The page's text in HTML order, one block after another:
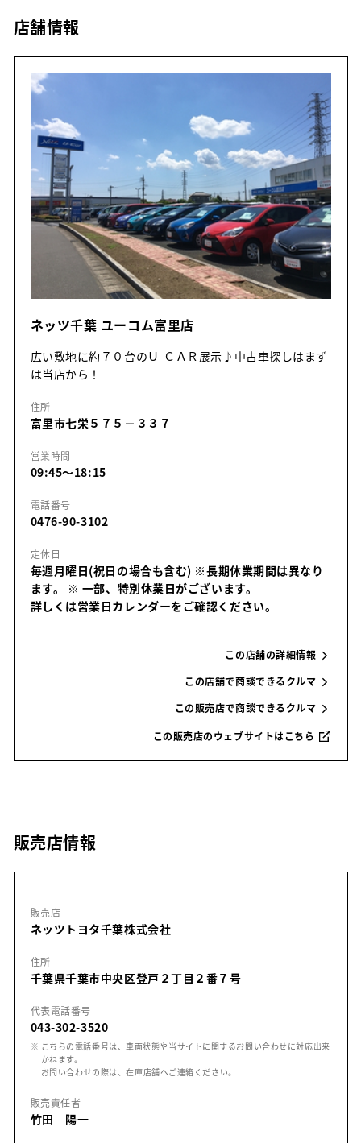
店舗情報
ネッツ千葉 ユーコム富里店
広い敷地に約７０台のＵ-ＣＡＲ展示♪中古車探しはまず
は当店から！
住所
富里市七栄５７５－３３７
営業時間
09:45～18:15
電話番号
0476-90-3102
定休日
毎週月曜日(祝日の場合も含む) ※長期休業期間は異なり
ます。
※ 一部、特別休業日がございます。
詳しくは営業日カレンダーをご確認ください。
この店舗の詳細情報
この店舗で商談できるクルマ
この販売店で商談できるクルマ
この販売店のウェブサイトはこちら
販売店情報
販売店
ネッツトヨタ千葉株式会社
住所
千葉県千葉市中央区登戸２丁目２番７号
代表電話番号
043-302-3520
※ こちらの電話番号は、車両状態や当サイトに関するお問い合わせに対応出来
かねます。
お問い合わせの際は、在庫店舗へご連絡ください。
販売責任者
竹田 陽一